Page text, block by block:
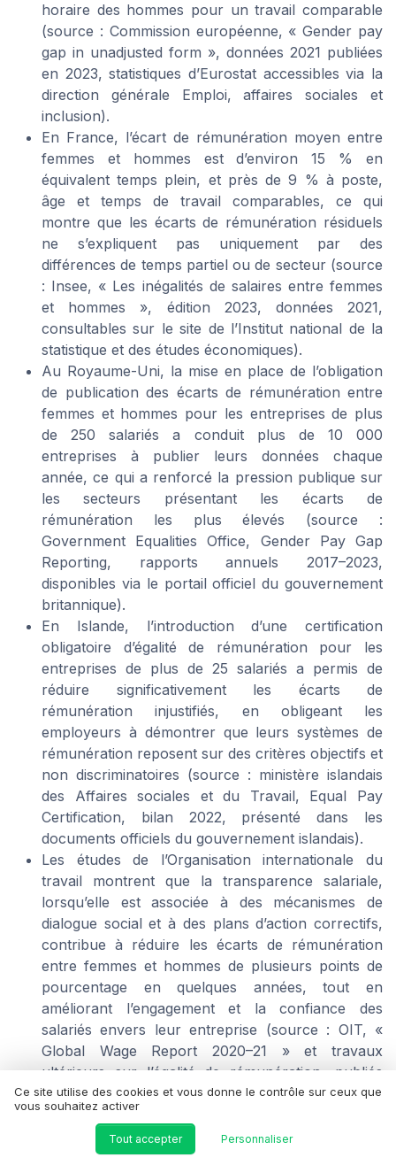
horaire des hommes pour un travail comparable
(source : Commission européenne, « Gender pay
gap in unadjusted form », données 2021 publiées
en 2023, statistiques d’Eurostat accessibles via la
direction générale Emploi, affaires sociales et
inclusion).
En France, l’écart de rémunération moyen entre
femmes et hommes est d’environ 15 % en
équivalent temps plein, et près de 9 % à poste,
âge et temps de travail comparables, ce qui
montre que les écarts de rémunération résiduels
ne s’expliquent pas uniquement par des
différences de temps partiel ou de secteur (source
: Insee, « Les inégalités de salaires entre femmes
et hommes », édition 2023, données 2021,
consultables sur le site de l’Institut national de la
statistique et des études économiques).
Au Royaume-Uni, la mise en place de l’obligation
de publication des écarts de rémunération entre
femmes et hommes pour les entreprises de plus
de 250 salariés a conduit plus de 10 000
entreprises à publier leurs données chaque
année, ce qui a renforcé la pression publique sur
les secteurs présentant les écarts de
rémunération les plus élevés (source :
Government Equalities Office, Gender Pay Gap
Reporting, rapports annuels 2017–2023,
disponibles via le portail officiel du gouvernement
britannique).
En Islande, l’introduction d’une certification
obligatoire d’égalité de rémunération pour les
entreprises de plus de 25 salariés a permis de
réduire significativement les écarts de
rémunération injustifiés, en obligeant les
employeurs à démontrer que leurs systèmes de
rémunération reposent sur des critères objectifs et
non discriminatoires (source : ministère islandais
des Affaires sociales et du Travail, Equal Pay
Certification, bilan 2022, présenté dans les
documents officiels du gouvernement islandais).
Les études de l’Organisation internationale du
travail montrent que la transparence salariale,
lorsqu’elle est associée à des mécanismes de
dialogue social et à des plans d’action correctifs,
contribue à réduire les écarts de rémunération
entre femmes et hommes de plusieurs points de
pourcentage en quelques années, tout en
améliorant l’engagement et la confiance des
salariés envers leur entreprise (source : OIT, «
Global Wage Report 2020–21 » et travaux
ultérieurs sur l’égalité de rémunération, publiés
par l’Organisation internationale du travail).
Références suggérées : Insee ; Commission
européenne, DG Emploi ; Organisation internationale
Ce site utilise des cookies et vous donne le contrôle sur ceux que
vous souhaitez activer
Tout accepter Personnaliser